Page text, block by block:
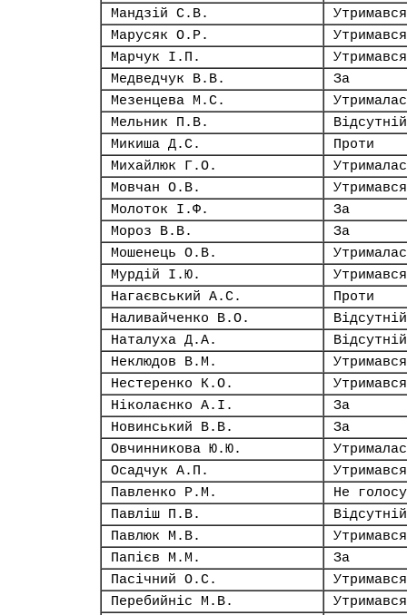
Мандзій С.В.
Утримався
Марусяк О.Р.
Утримався
Марчук І.П.
Утримався
Медведчук В.В.
За
Мезенцева М.С.
Мельник П.В.
Відсутній
Микиша Д.С.
Проти
Михайлюк Г.О.
Мовчан О.В.
Утримався
Молоток І.Ф.
За
Мороз В.В.
За
Мошенець О.В.
Мурдій І.Ю.
Утримався
Нагаєвський А.С.
Проти
Наливайченко В.О.
Відсутній
Наталуха Д.А.
Відсутній
Неклюдов В.М.
Утримався
Нестеренко К.О.
Утримався
Ніколаєнко А.І.
За
Новинський В.В.
За
Овчинникова Ю.Ю.
Осадчук А.П.
Утримався
Павленко Р.М.
Не
Павліш П.В.
Відсутній
Павлюк М.В.
Утримався
Папієв М.М.
За
Пасічний О.С.
Утримався
Перебийніс М.В.
Утримався